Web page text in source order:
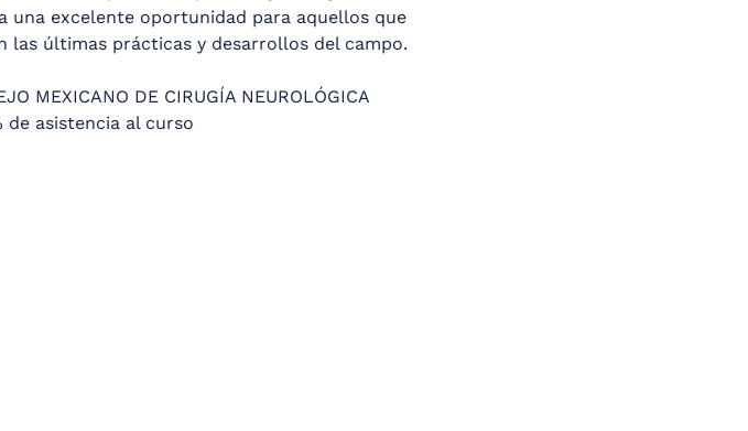
una excelente oportunidad para aquellos que
las últimas prácticas y desarrollos del campo.
MEXICANO DE CIRUGÍA NEUROLÓGICA
de asistencia al curso